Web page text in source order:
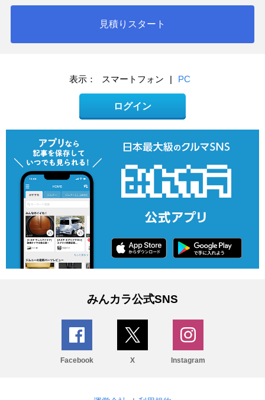
見積りスタート
表示： スマートフォン | PC
ログイン
みんカラ公式SNS
Facebook X Instagram